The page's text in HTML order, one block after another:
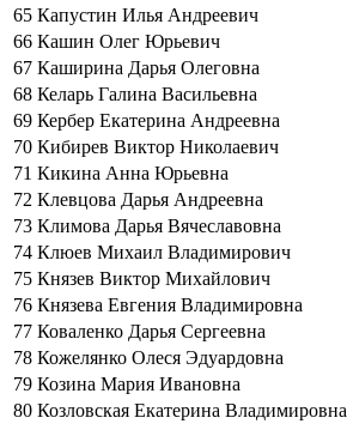
65 Капустин Илья Андреевич
66 Кашин Олег Юрьевич
67 Каширина Дарья Олеговна
68 Келарь Галина Васильевна
69 Кербер Екатерина Андреевна
70 Кибирев Виктор Николаевич
71 Кикина Анна Юрьевна
72 Клевцова Дарья Андреевна
73 Климова Дарья Вячеславовна
74 Клюев Михаил Владимирович
75 Князев Виктор Михайлович
76 Князева Евгения Владимировна
77 Коваленко Дарья Сергеевна
78 Кожелянко Олеся Эдуардовна
79 Козина Мария Ивановна
80 Козловская Екатерина Владимировна